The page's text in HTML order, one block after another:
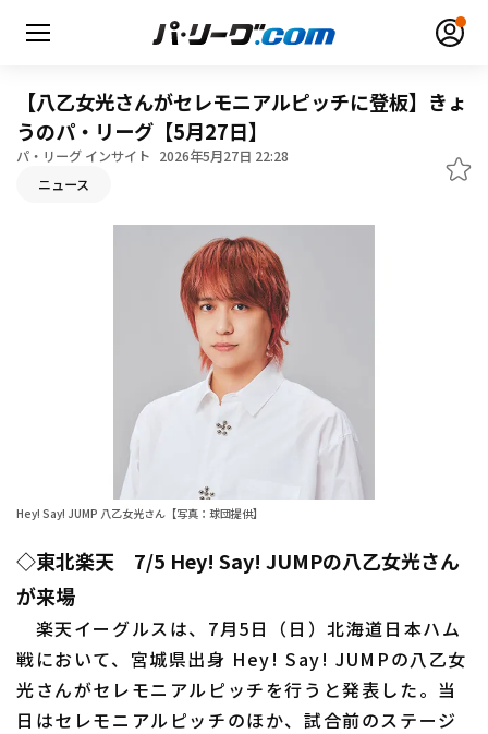
無料アカウント登録
1軍公式戦
ファーム東地区
ファーム中地区
ファーム西地区
交流戦
北海道日本ハムファイターズ
東北楽天ゴールデンイーグルス
埼玉西武ライオンズ
千葉ロッテマリーンズ
設定
【八乙女光さんがセレモニアルピッチに登板】きょ
うのパ・リーグ【5月27日】
パ・リーグ インサイト 2026年5月27日 22:28
ニュース
Hey! Say! JUMP 八乙女光さん【写真：球団提供】
◇東北楽天 7/5 Hey! Say! JUMPの八乙女光さん
が来場
楽天イーグルスは、7月5日（日）北海道日本ハム
戦において、宮城県出身 Hey! Say! JUMPの八乙女
光さんがセレモニアルピッチを行うと発表した。当
日はセレモニアルピッチのほか、試合前のステージ